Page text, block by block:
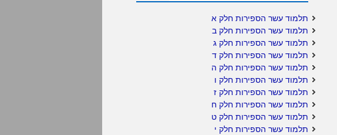
תלמוד עשר הספירות חלק א
תלמוד עשר הספירות חלק ב
תלמוד עשר הספירות חלק ג
תלמוד עשר הספירות חלק ד
תלמוד עשר הספירות חלק ה
תלמוד עשר הספירות חלק ו
תלמוד עשר הספירות חלק ז
תלמוד עשר הספירות חלק ח
תלמוד עשר הספירות חלק ט
תלמוד עשר הספירות חלק י